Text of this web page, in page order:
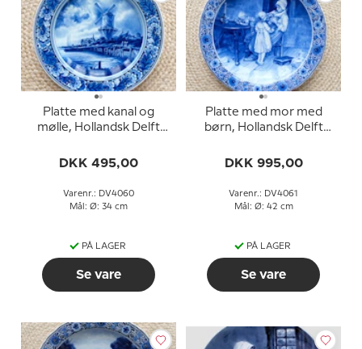
Platte med kanal og
mølle, Hollandsk Delft
DKK 495,00
Varenr.: DV4060
Mål: Ø: 34 cm
PÅ LAGER
Se vare
Platte med mor med
børn, Hollandsk Delft
DKK 995,00
Varenr.: DV4061
Mål: Ø: 42 cm
PÅ LAGER
Se vare